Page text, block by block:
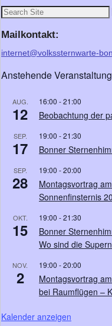
Mailkontakt:
internet@volkssternwarte-
Anstehende
AUG.
12
16:00 -21:00
Beobachtung der
SEP.
17
19:00 -21:30
Bonner
SEP.
28
19:00 -20:00
Montagsvortrag
Sonnenfinsternis
OKT.
15
19:00 -21:30
Bonner
Wo sind die
NOV.
2
19:00 -20:00
Montagsvortrag
bei Raumflügen –
Kalender anzeigen